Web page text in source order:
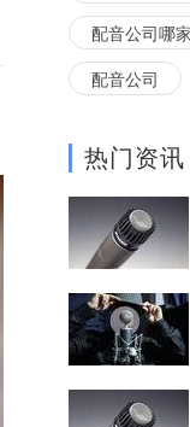
配音公司哪
配音公司
热门资讯